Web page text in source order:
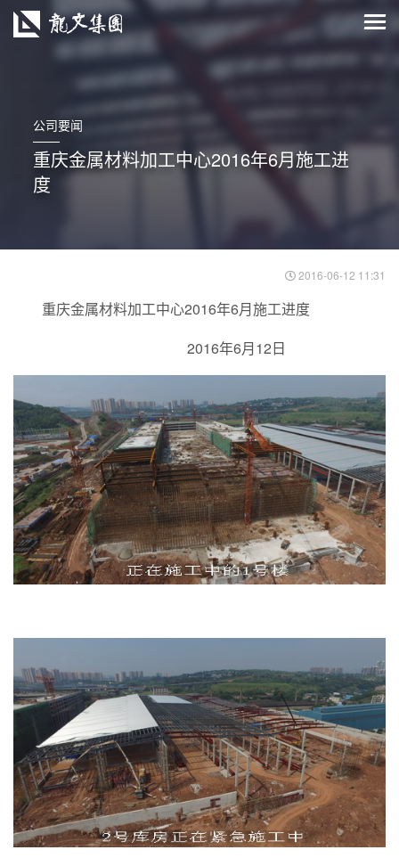
公司要闻
重庆金属材料加工中心2016年6月施工进
度
2016-06-12 11:31
重庆金属材料加工中心2016年6月施工进度
2016年6月12日